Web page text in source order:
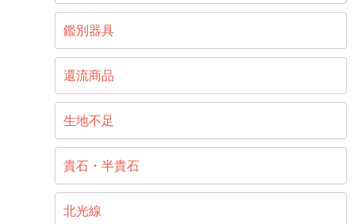
鑑別器具
還流商品
生地不足
貴石・半貴石
北光線